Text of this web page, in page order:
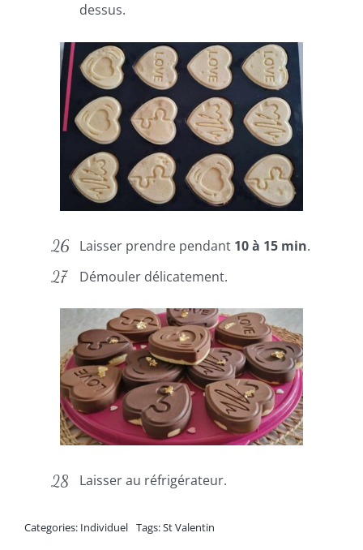
dessus.
Laisser prendre pendant 10 à 15 min.
Démouler délicatement.
Laisser au réfrigérateur.
Categories: Individuel Tags:St Valentin